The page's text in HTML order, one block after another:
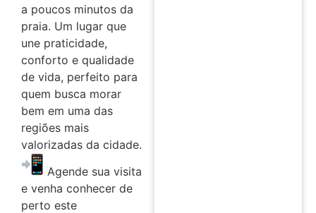
a poucos minutos da
praia. Um lugar que
une praticidade,
conforto e qualidade
de vida, perfeito para
quem busca morar
bem em uma das
regiões mais
valorizadas da cidade.
Agende sua visita
e venha conhecer de
perto este